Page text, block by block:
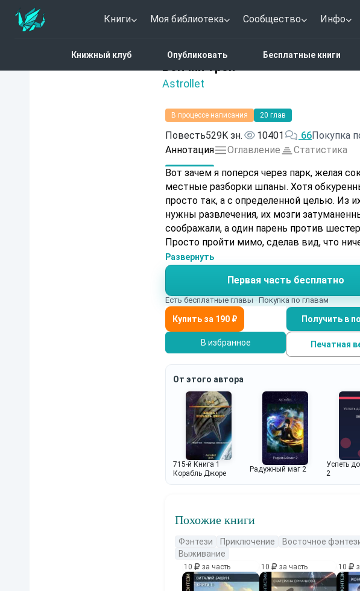
Книги Моя библиотека Сообщество Инфо
Книжный клуб Опубликовать Бесплатные книги
Волчий трон
Astrollet
4.8 (22)
В процессе написания 20 глав
Повесть529K зн. 10401 66Покупка
Аннотация
Оглавление
Статистика
Вот зачем я поперся через парк, желая сократить дорогу и зачем вмешался в
местные разборки шпаны. Хотя обкуренные бандиты пристали к молодой
просто так, а с определенной целью. Из
нужны развлечения, их мозги
соображали, а один парень против
Просто пройти мимо, сделав вид, что ничего не
так воспитан и вот вам результат, я уже
Развернуть
Первая часть бесплатно
Есть бесплатные главы · Покупка по главам
Получить в
В избранное Печатная
От этого автора
715-й Книга 1
Корабль Джоре
Радужный маг 2
Успеть
2
Похожие книги
Фэнтези Приключение Восточное
Выживание
10 за часть 10 за часть 10